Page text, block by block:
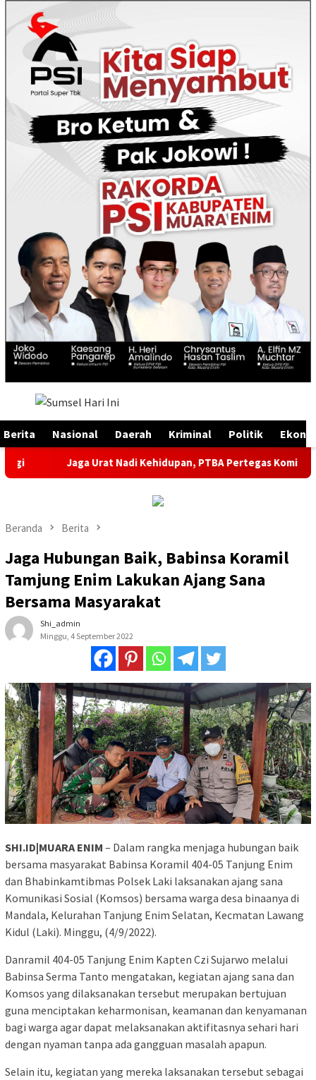
Menu
Mobile
Berita Nasional Daerah Kriminal Politik
Jaga Urat Nadi Kehidupan, PTBA Pertegas Komitmen
Beranda Berita
Jaga Hubungan Baik, Babinsa Koramil
Tamjung Enim Lakukan Ajang Sana
Bersama Masyarakat
Shi_admin
Minggu, 4 September 2022
SHI.ID|MUARA ENIM – Dalam rangka menjaga hubungan baik
bersama masyarakat Babinsa Koramil 404-05 Tanjung Enim
dan Bhabinkamtibmas Polsek Laki laksanakan ajang sana
Komunikasi Sosial (Komsos) bersama warga desa binaanya di
Mandala, Kelurahan Tanjung Enim Selatan, Kecmatan Lawang
Kidul (Laki). Minggu, (4/9/2022).
Danramil 404-05 Tanjung Enim Kapten Czi Sujarwo melalui
Babinsa Serma Tanto mengatakan, kegiatan ajang sana dan
Komsos yang dilaksanakan tersebut merupakan bertujuan
guna menciptakan keharmonisan, keamanan dan kenyamanan
bagi warga agar dapat melaksanakan aktifitasnya sehari hari
dengan nyaman tanpa ada gangguan masalah apapun.
Selain itu, kegiatan yang mereka laksanakan tersebut sebagai